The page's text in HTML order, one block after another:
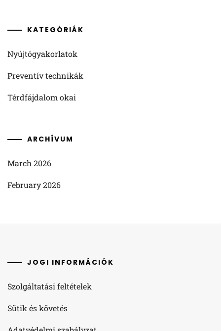
KATEGÓRIÁK
Nyújtógyakorlatok
Preventív technikák
Térdfájdalom okai
ARCHÍVUM
March 2026
February 2026
JOGI INFORMÁCIÓK
Szolgáltatási feltételek
Sütik és követés